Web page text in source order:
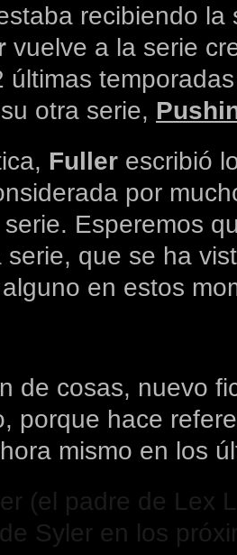
recibiendo la
vuelve a la serie
últimas
otra serie,
Fuller escribió
por
Esperemos
serie, que se ha
en estos
de cosas, nuevo
porque hace
mismo en los
(el padre de Lex
Syler en los